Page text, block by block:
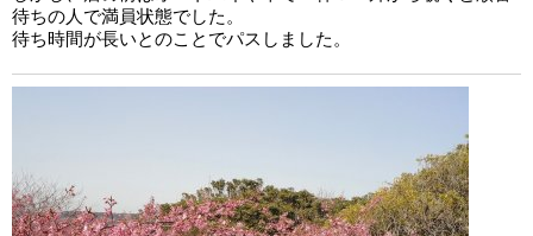
待ちの人で満員状態でした。
待ち時間が長いとのことでパスしました。